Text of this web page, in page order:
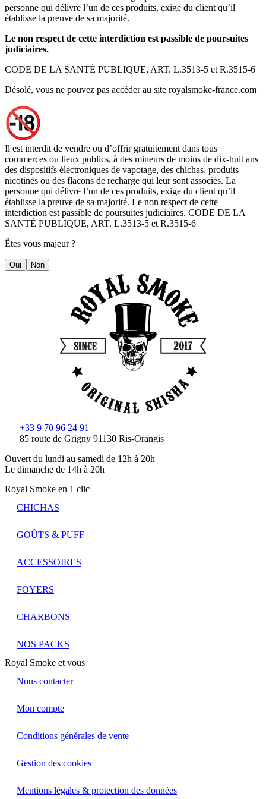
personne qui délivre l’un de ces produits, exige du client qu’il
établisse la preuve de sa majorité.
Le non respect de cette interdiction est passible de poursuites
judiciaires.
CODE DE LA SANTÉ PUBLIQUE, ART. L.3513-5 et R.3515-6
Désolé, vous ne pouvez pas accéder au site royalsmoke-france.com
Il est interdit de vendre ou d’offrir gratuitement dans tous
commerces ou lieux publics, à des mineurs de moins de dix-huit ans
des dispositifs électroniques de vapotage, des chichas, produits
nicotinés ou des flacons de recharge qui leur sont associés. La
personne qui délivre l’un de ces produits, exige du client qu’il
établisse la preuve de sa majorité. Le non respect de cette
interdiction est passible de poursuites judiciaires. CODE DE LA
SANTÉ PUBLIQUE, ART. L.3513-5 et R.3515-6
Êtes vous majeur ?
Oui Non
+33 9 70 96 24 91
85 route de Grigny 91130 Ris-Orangis
Ouvert du lundi au samedi de 12h à 20h
Le dimanche de 14h à 20h
Royal Smoke en 1 clic
CHICHAS
GOÛTS & PUFF
ACCESSOIRES
FOYERS
CHARBONS
NOS PACKS
Royal Smoke et vous
Nous contacter
Mon compte
Conditions générales de vente
Gestion des cookies
Mentions légales & protection des données